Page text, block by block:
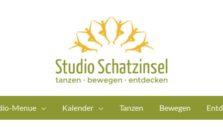
Menue Kalender Tanzen Bewegen